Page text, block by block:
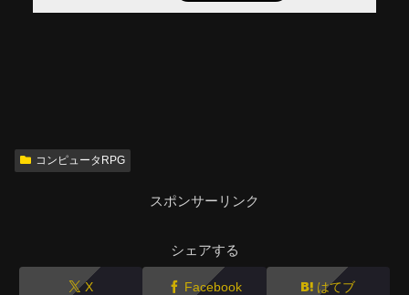
コンピュータRPG
スポンサーリンク
シェアする
X Facebook はてブ